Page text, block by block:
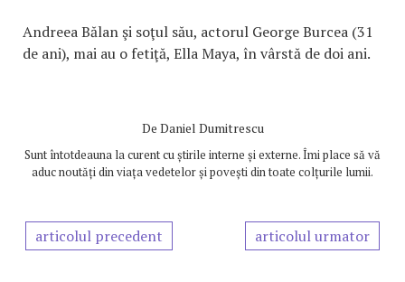
Andreea Bălan şi soţul său, actorul George Burcea (31
de ani), mai au o fetiţă, Ella Maya, în vârstă de doi ani.
De Daniel Dumitrescu
Sunt întotdeauna la curent cu știrile interne și externe. Îmi place să vă
aduc noutăți din viața vedetelor și povești din toate colțurile lumii.
articolul precedent articolul urmator